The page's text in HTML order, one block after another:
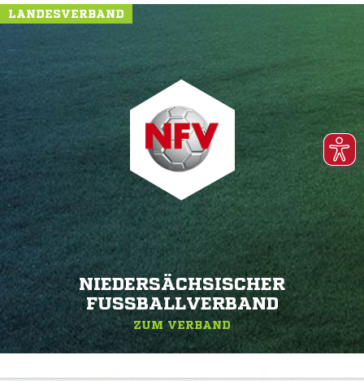
LANDESVERBAND
NIEDERSÄCHSISCHER
FUSSBALLVERBAND
ZUM VERBAND